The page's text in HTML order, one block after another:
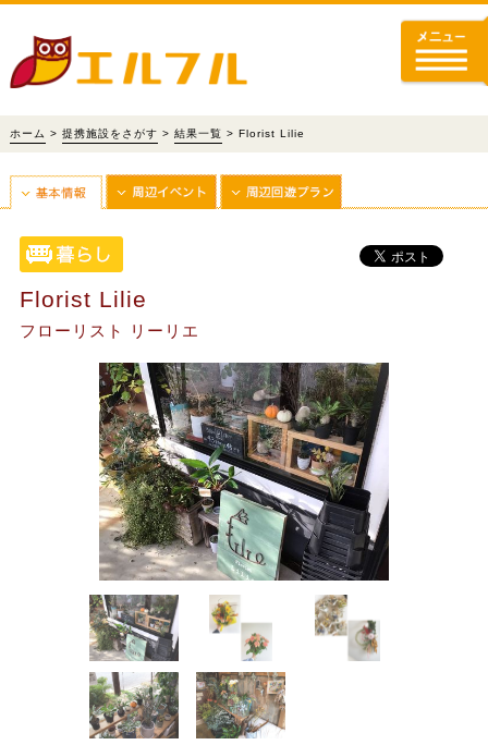
ホーム > 提携施設をさがす > 結果一覧 > Florist Lilie
Florist Lilie
フローリスト リーリエ